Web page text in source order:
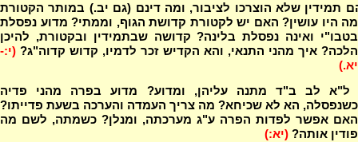
תמידין שלא הוצרכו לציבור, ומה דינם (גם יב.) במותר הקטורת
מה היו עושין? האם יש לקטורת קדושת הגוף, וממתי? מדוע נפסלת
בטבו"י ואינה נפסלת בלינה? קדושה שבתמידין ובקטורת, להיכן
הלכה? איך מהני התנאי, והא הקדיש זכר לדמיו, קדוש קדוה"ג? (י:-
יא.)
ל"א לב ב"ד מתנה עליהן, ומדוע? מדוע בפרה מהני פדיה
כשנפסלה, הא לא שכיחא? מה צריך העמדה והערכה בשעת פדייתו?
האם אפשר לפדות הפרה ע"ג מערכתה, ומנלן? כשמתה, לשם מה
פודין אותה? (יא:)